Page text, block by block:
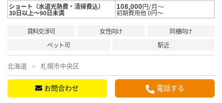
ショート（水道光熱費・清掃費込）
30日以上～90日未満
108,000円/月～
初期費用他 0円～
賃料交渉可 女性向け
同棲向け
ペット可
駅近
北海道 札幌市中央区
お問合わせ 電話する